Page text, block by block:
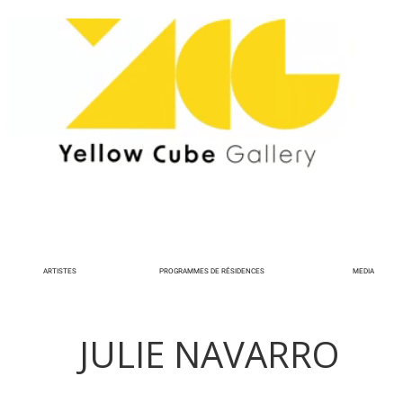
ARTISTES PROGRAMMES DE RÉSIDENCES MEDIA
JULIE NAVARRO